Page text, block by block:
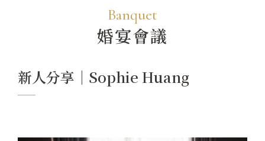
Banquet
婚宴會議
新人分享｜Sophie Huang
卡樂次元